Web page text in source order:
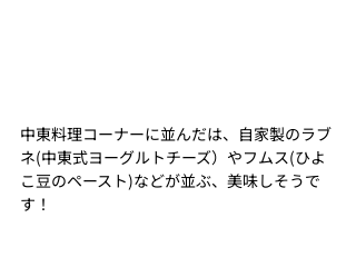
中東料理コーナーに並んだは、自家製のラブ
ネ(中東式ヨーグルトチーズ）やフムス(ひよ
こ豆のペースト)などが並ぶ、美味しそうで
す！